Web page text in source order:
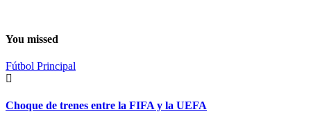
You missed
Fútbol Principal
Choque de trenes entre la FIFA y la UEFA